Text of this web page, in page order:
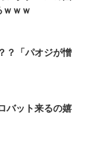
ｗｗ
？「パオジが憎
バット来るの嬉